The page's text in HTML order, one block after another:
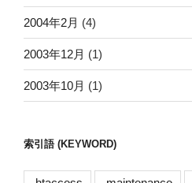
2004年2月 (4)
2003年12月 (1)
2003年10月 (1)
索引語 (KEYWORD)